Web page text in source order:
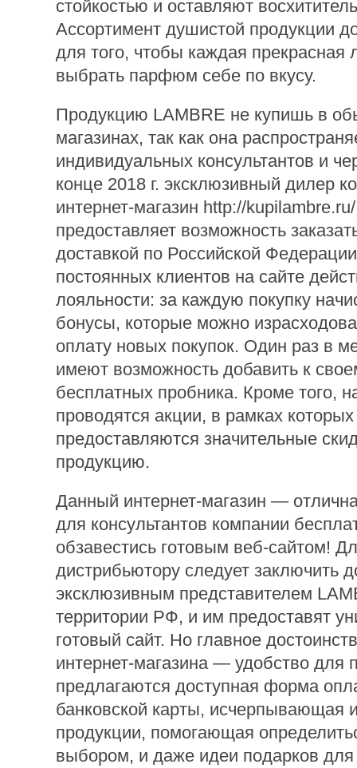
стойкостью и оставляют
Ассортимент душистой продукции
для того, чтобы каждая прекрасная
выбрать парфюм себе по вкусу.
Продукцию LAMBRE не купишь в
магазинах, так как она
индивидуальных консультантов и
конце 2018 г. эксклюзивный дилер
интернет-магазин http://
предоставляет возможность
доставкой по Российской
постоянных клиентов на сайте
лояльности: за каждую покупку
бонусы, которые можно
оплату новых покупок. Один раз в
имеют возможность добавить к
бесплатных пробника. Кроме того,
проводятся акции, в рамках которых
предоставляются значительные
продукцию.
Данный интернет-магазин —
для консультантов компании
обзавестись готовым веб-сайтом!
дистрибьютору следует заключить
эксклюзивным представителем
территории РФ, и им предоставят
готовый сайт. Но главное
интернет-магазина — удобство для
предлагаются доступная форма
банковской карты, исчерпывающая
продукции, помогающая
выбором, и даже идеи подарков